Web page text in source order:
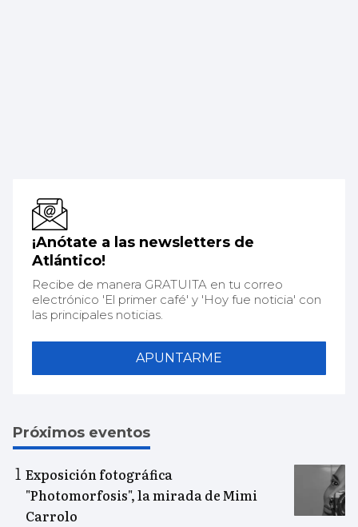
¡Anótate a las newsletters de
Atlántico!
Recibe de manera GRATUITA en tu correo
electrónico 'El primer café' y 'Hoy fue noticia' con
las principales noticias.
APUNTARME
Próximos eventos
Exposición fotográfica
"Photomorfosis", la mirada de Mimi
Carrolo